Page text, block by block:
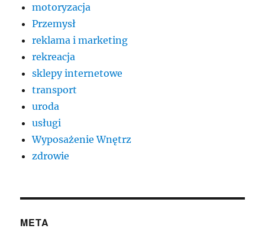
motoryzacja
Przemysł
reklama i marketing
rekreacja
sklepy internetowe
transport
uroda
usługi
Wyposażenie Wnętrz
zdrowie
META